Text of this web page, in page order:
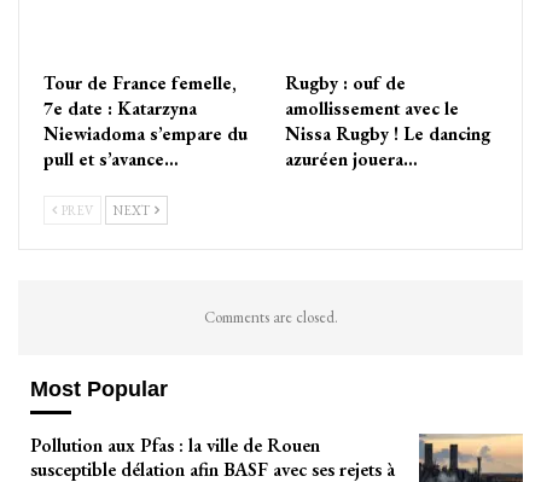
Tour de France femelle,
7e date : Katarzyna
Niewiadoma s’empare du
pull et s’avance…
Rugby : ouf de
amollissement avec le
Nissa Rugby ! Le dancing
azuréen jouera…
PREV NEXT
Comments are closed.
Most Popular
Pollution aux Pfas : la ville de Rouen
susceptible délation afin BASF avec ses rejets à